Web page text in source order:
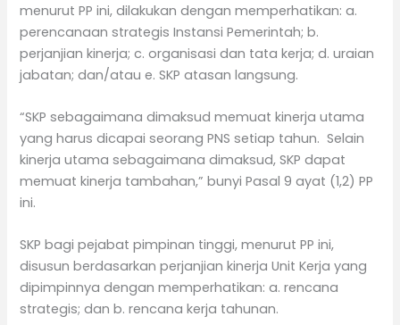
menurut PP ini, dilakukan dengan memperhatikan: a.
perencanaan strategis Instansi Pemerintah; b.
perjanjian kinerja; c. organisasi dan tata kerja; d. uraian
jabatan; dan/atau e. SKP atasan langsung.
“SKP sebagaimana dimaksud memuat kinerja utama
yang harus dicapai seorang PNS setiap tahun. Selain
kinerja utama sebagaimana dimaksud, SKP dapat
memuat kinerja tambahan,” bunyi Pasal 9 ayat (1,2) PP
ini.
SKP bagi pejabat pimpinan tinggi, menurut PP ini,
disusun berdasarkan perjanjian kinerja Unit Kerja yang
dipimpinnya dengan memperhatikan: a. rencana
strategis; dan b. rencana kerja tahunan.